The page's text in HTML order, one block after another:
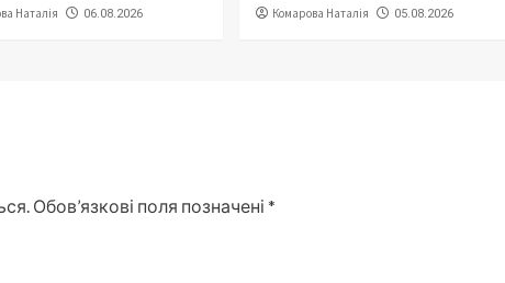
Наталія 06.08.2026 Комарова Наталія 05.08.2026
Обов’язкові поля позначені *